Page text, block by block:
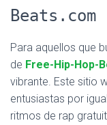
Beats.com
Para aquellos que
de Free-Hip-Hop-
vibrante. Este sitio
entusiastas por
ritmos de rap